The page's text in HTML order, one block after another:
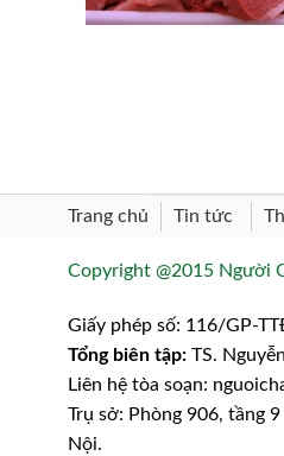
Trang chủ Tin tức
Copyright @2015 Người
Giấy phép số: 116/GP-
Tổng biên tập: TS.
Liên hệ tòa soạn:
Trụ sở: Phòng 906, tầng
Nội.